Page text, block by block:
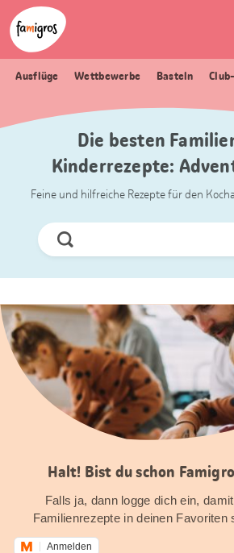
Sprungmarken
Navigation
Header
Logo
Ausflüge Wettbewerbe Basteln
Die besten
Kinderrezepte:
Feine und hilfreiche Rezepte für den
Jetzt
Suchen
Halt! Bist du schon
Falls ja, dann logge dich ein,
Familienrezepte in deinen Favoriten
Anmelden